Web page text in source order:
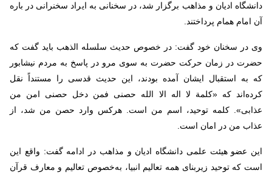
دانشگاه ادیان و مذاهب برگزار شد، در سخنانی به ایراد سخنرانی در باره
آن امام همام پرداختند.
وی در سخنان خود گفت: در خصوص حدیث سلسله الذهب باید گفت که
حضرت در زمان حرکت حضرت به سوی مرو در پاسخ به مردم نیشابور
که به استقبال ایشان آمده بودند، این حدیث قدسی را مستنداً نقل
کرده‌اند که «کلمة لا اله الا الله حصنی فمن دخل حصنی امن من
عذابی». کلمه توحید، اسم من است. هرکس وارد حصن من شد، از
عذاب من در امان است.
این عضو هیئت علمی دانشگاه ادیان و مذاهب در ادامه گفت: واقع این
است که توحید زیربنای همه تعالیم انبیا، به‌خصوص تعالیم و معارف قرآن